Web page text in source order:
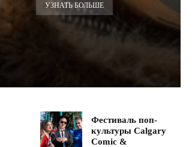
УЗНАТЬ БОЛЬШЕ
Фестиваль поп-
культуры Calgary
Comic &